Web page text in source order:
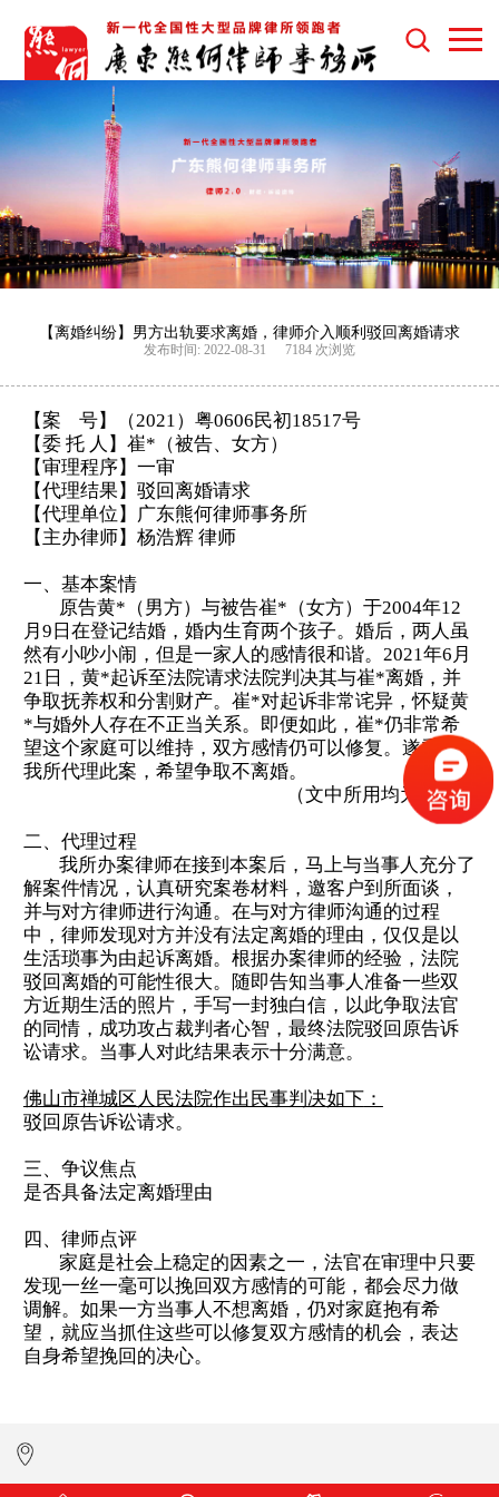
【离婚纠纷】男方出轨要求离婚，律师介入顺利驳回离婚请求
发布时间: 2022-08-31 7184 次浏览
【案 号】（2021）粤0606民初18517号
【委 托 人】 崔*（被告、女方）
【审理程序】 一审
【代理结果】 驳回离婚请求
【代理单位】 广东熊何律师事务所
【主办律师】 杨浩辉 律师
一、基本案情
原告黄*（男方）与被告崔*（女方） 于2004年12
月9日在登记结婚，婚内生育两个孩子。婚后，两人虽
然有小吵小闹，但是一家人的感情很和谐。2021年6月
21日，黄*起诉至法院请求法院判决其与崔*离婚，并
争取抚养权和分割财产。 崔*对起诉非常诧异，怀疑黄
*与婚外人存在不正当关系。即便如此， 崔*仍非常希
望这个家庭可以维持，双方感情仍可以修复。遂委托
我所代理此案，希望争取不离婚。
（文中所用均为化名）
二、代理过程
我所办案律师在接到本案后，马上与当事人充分了
解案件情况，认真研究案卷材料，邀客户到所面谈，
并与对方律师进行沟通。在与对方律师沟通的过程
中，律师发现对方并没有法定离婚的理由，仅仅是以
生活琐事为由起诉离婚。根据办案律师的经验，法院
驳回离婚的可能性很大。随即告知当事人准备一些双
方近期生活的照片，手写一封独白信，以此争取法官
的同情，成功攻占裁判者心智，最终法院驳回原告诉
讼请求。当事人对此结果表示十分满意。
佛山市禅城区人民法院作出民事判决如下：
驳回原告诉讼请求。
三、争议焦点
是否具备法定离婚理由
四、律师点评
家庭是社会上稳定的因素之一，法官在审理中只要
发现一丝一毫可以挽回双方感情的可能，都会尽力做
调解。如果一方当事人不想离婚，仍对家庭抱有希
望，就应当抓住这些可以修复双方感情的机会，表达
自身希望挽回的决心。